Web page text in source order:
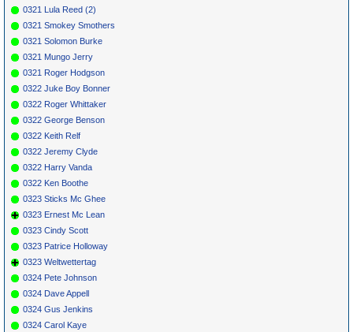
0321 Lula Reed (2)
0321 Smokey Smothers
0321 Solomon Burke
0321 Mungo Jerry
0321 Roger Hodgson
0322 Juke Boy Bonner
0322 Roger Whittaker
0322 George Benson
0322 Keith Relf
0322 Jeremy Clyde
0322 Harry Vanda
0322 Ken Boothe
0323 Sticks Mc Ghee
0323 Ernest Mc Lean
0323 Cindy Scott
0323 Patrice Holloway
0323 Weltwettertag
0324 Pete Johnson
0324 Dave Appell
0324 Gus Jenkins
0324 Carol Kaye